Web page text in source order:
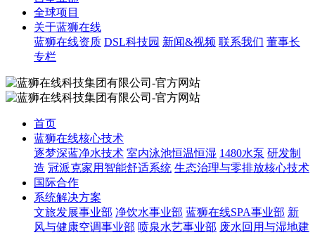
全球项目
关于蓝狮在线
蓝狮在线资质 DSL科技园 新闻&视频 联系我们 董事长
专栏
首页
蓝狮在线核心技术
逐梦深蓝净水技术 室内泳池恒温恒湿 1480水泵 研发制
造 冠派克家用智能舒适系统 生态治理与零排放核心技术
国际合作
系统解决方案
文旅发展事业部 净饮水事业部 蓝狮在线SPA事业部 新
风与健康空调事业部 喷泉水艺事业部 废水回用与湿地建